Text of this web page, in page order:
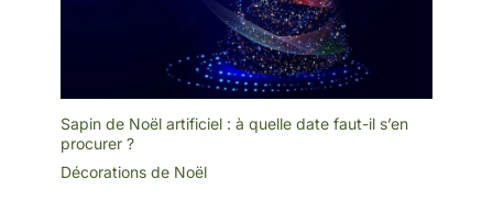
Sapin de Noël artificiel : à quelle date faut-il s’en
procurer ?
Décorations de Noël